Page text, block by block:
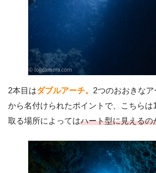
2本目はダブルアーチ。 2つのおおきなア
から名付けられたポイントで、こちらは
取る場所によってはハート型に見えるの